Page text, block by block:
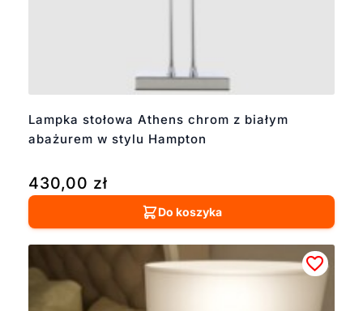
Lampka stołowa Athens chrom z białym
abażurem w stylu Hampton
430,00 zł
Do koszyka